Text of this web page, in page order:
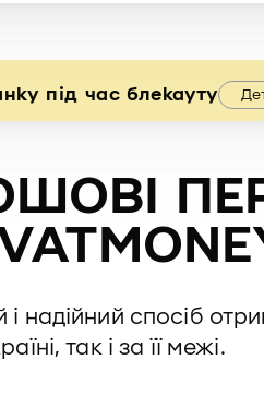
під час блекауту
і надійний спосіб
так і за її межі.